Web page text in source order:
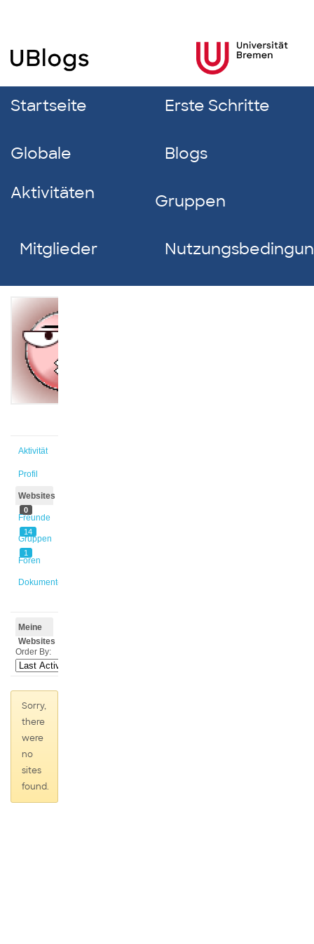
Startseite Erste Schritte
Globale
Aktivitäten
Blogs
Gruppen
Mitglieder
Aktivität
Profil
Websites
0
Freunde
14
Gruppen
1
Foren
Dokumente
Meine
Websites
Order By:
Sorry,
there
were
no
sites
found.